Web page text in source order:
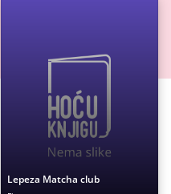
Lepeza Matcha club